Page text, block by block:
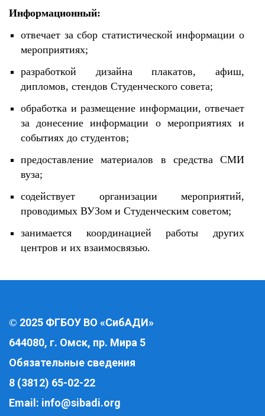
Информационный:
отвечает за сбор статистической информации о
мероприятиях;
разработкой дизайна плакатов, афиш,
дипломов, стендов Студенческого совета;
обработка и размещение информации, отвечает
за донесение информации о мероприятиях и
событиях до студентов;
предоставление материалов в средства СМИ
вуза;
содействует организации мероприятий,
проводимых ВУЗом и Студенческим советом;
занимается координацией работы других
центров и их взаимосвязью.
© 2025 ФГБОУ ВО «СибАДИ»
644080, г. Омск, пр. Мира 5
Обязательные сведения
8 (3812) 65-02-22
Email: info@sibadi.org